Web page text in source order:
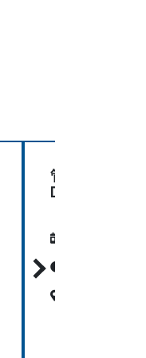
管理者向け
Directory